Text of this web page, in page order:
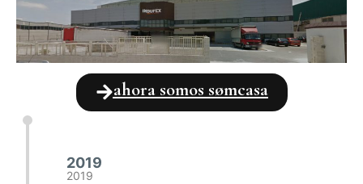
ahora somos sømcasa
2019
2019